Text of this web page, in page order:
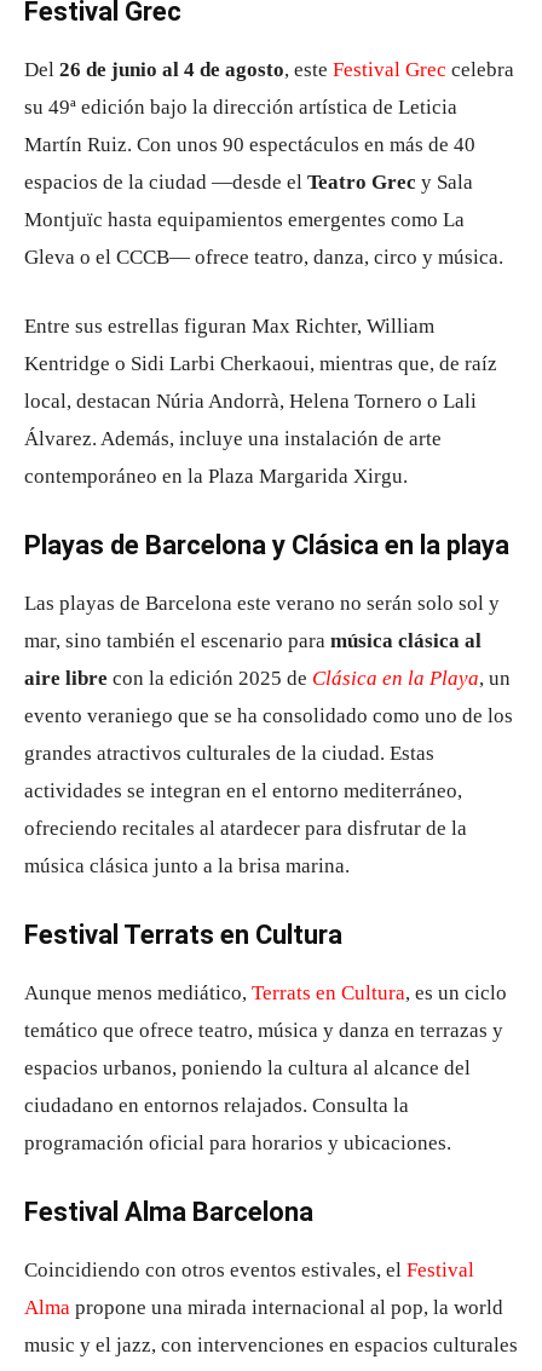
Festival Grec
Del 26 de junio al 4 de agosto, este Festival Grec celebra
su 49ª edición bajo la dirección artística de Leticia
Martín Ruiz. Con unos 90 espectáculos en más de 40
espacios de la ciudad —desde el Teatro Grec y Sala
Montjuïc hasta equipamientos emergentes como La
Gleva o el CCCB— ofrece teatro, danza, circo y música.
Entre sus estrellas figuran Max Richter, William
Kentridge o Sidi Larbi Cherkaoui, mientras que, de raíz
local, destacan Núria Andorrà, Helena Tornero o Lali
Álvarez. Además, incluye una instalación de arte
contemporáneo en la Plaza Margarida Xirgu.
Playas de Barcelona y Clásica en la playa
Las playas de Barcelona este verano no serán solo sol y
mar, sino también el escenario para música clásica al
aire libre con la edición 2025 de Clásica en la Playa, un
evento veraniego que se ha consolidado como uno de los
grandes atractivos culturales de la ciudad. Estas
actividades se integran en el entorno mediterráneo,
ofreciendo recitales al atardecer para disfrutar de la
música clásica junto a la brisa marina.
Festival Terrats en Cultura
Aunque menos mediático, Terrats en Cultura, es un ciclo
temático que ofrece teatro, música y danza en terrazas y
espacios urbanos, poniendo la cultura al alcance del
ciudadano en entornos relajados. Consulta la
programación oficial para horarios y ubicaciones.
Festival Alma Barcelona
Coincidiendo con otros eventos estivales, el Festival
Alma propone una mirada internacional al pop, la world
music y el jazz, con intervenciones en espacios culturales